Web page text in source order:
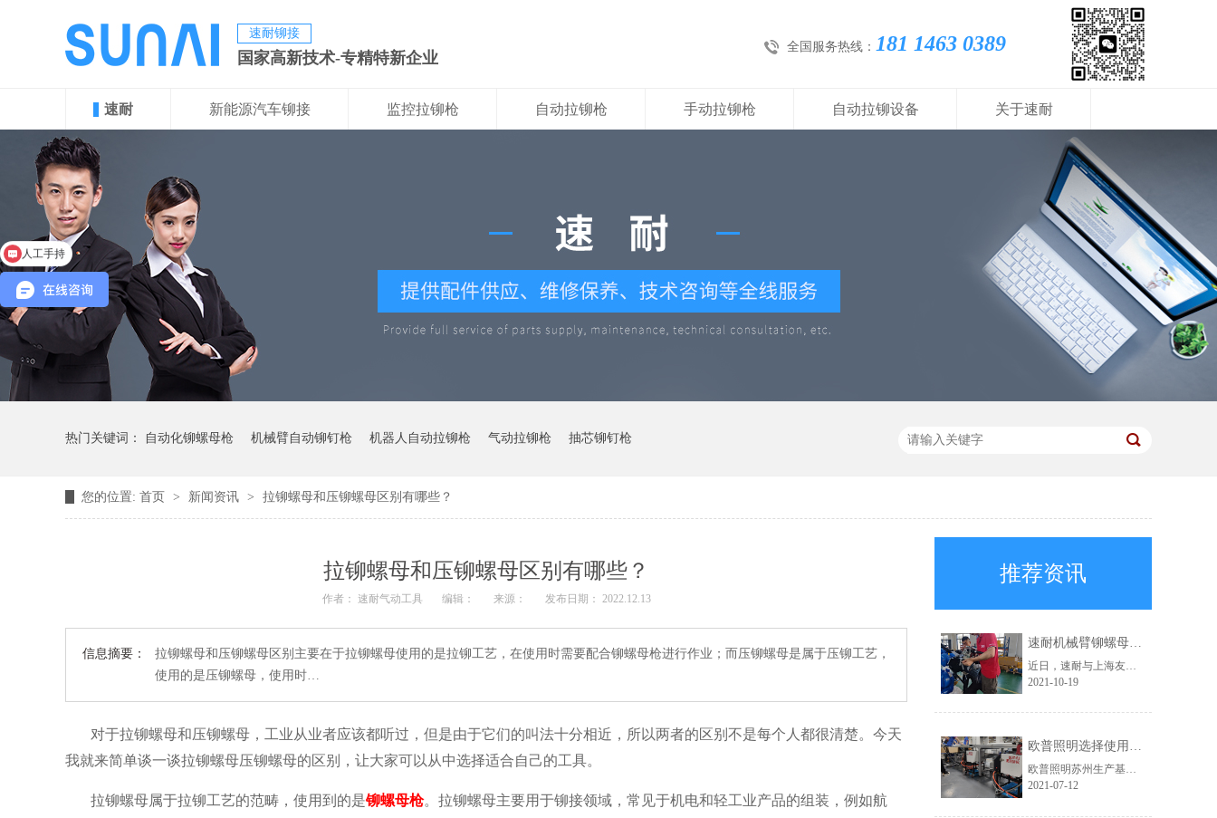
速耐铆接
国家高新技术-专精特新企业
全国服务热线： 181 1463 0389
速耐 新能源汽车铆接 监控拉铆枪 自动拉铆枪 手动拉铆枪 自动拉铆设备 关于速耐
热门关键词： 自动化铆螺母枪 机械臂自动铆钉枪 机器人自动拉铆枪 气动拉铆枪 抽芯铆钉枪
您的位置: 首页 > 新闻资讯 > 拉铆螺母和压铆螺母区别有哪些？
拉铆螺母和压铆螺母区别有哪些？
作者： 速耐气动工具 编辑： 来源： 发布日期： 2022.12.13
信息摘要：
拉铆螺母和压铆螺母区别主要在于拉铆螺母使用的是拉铆工艺，在使用时需要配合铆螺母枪进行作业；而压铆螺母是属于压铆工艺，
使用的是压铆螺母，使用时…
对于拉铆螺母和压铆螺母，工业从业者应该都听过，但是由于它们的叫法十分相近，所以两者的区别不是每个人都很清楚。今天
我就来简单谈一谈拉铆螺母压铆螺母的区别，让大家可以从中选择适合自己的工具。
拉铆螺母属于拉铆工艺的范畴，使用到的是铆螺母枪。拉铆螺母主要用于铆接领域，常见于机电和轻工业产品的组装，例如航
推荐资讯
速耐机械臂铆螺母枪助力上海友升提效升级
近日，速耐与上海友升铝业有限公司成功达成合作，为对方提供了速耐机械臂铆螺母枪，助力上海友升实现自动化生产。
2021-10-19
欧普照明选择使用速耐自动拉钉机
欧普照明苏州生产基地，此前一直使用的是其他品牌的铆接气动工具。在得知速耐自动拉钉机后，进行了详细的咨询，被速耐自动拉钉机“自动吸钉、一机顶三人”的特点深深吸引，于是决定采购。
2021-07-12
人工手持